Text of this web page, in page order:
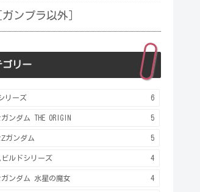
ンプラ以外］
ゴリー
リーズ 6
ンダム THE ORIGIN 5
ガンダム 5
ルドシリーズ 4
ンダム 水星の魔女 4